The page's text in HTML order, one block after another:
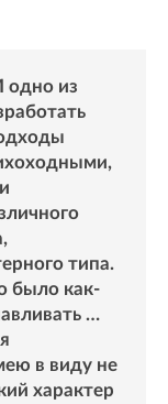
одно из
типа.
было как-
…
в виду не
характер